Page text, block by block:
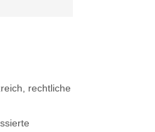
rechtliche